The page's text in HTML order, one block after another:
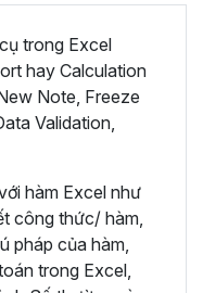
trong Excel
hay Calculation
Note, Freeze
Validation,
hàm Excel như
công thức/ hàm,
pháp của hàm,
trong Excel,